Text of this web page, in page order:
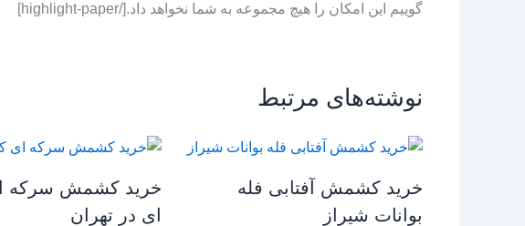
گوییم این امکان را هیچ مجموعه به شما نخواهد داد.[/highlight-paper]
نوشته‌های مرتبط
خرید کشمش آفتابی فله
بوانات شیراز
خرید کشمش سرکه
ای در تهران